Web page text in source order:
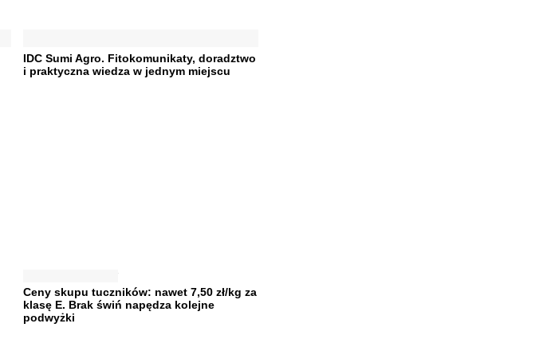
IDC Sumi Agro. Fitokomunikaty, doradztwo
i praktyczna wiedza w jednym miejscu
Ceny skupu tuczników: nawet 7,50 zł/kg za
klasę E. Brak świń napędza kolejne
podwyżki